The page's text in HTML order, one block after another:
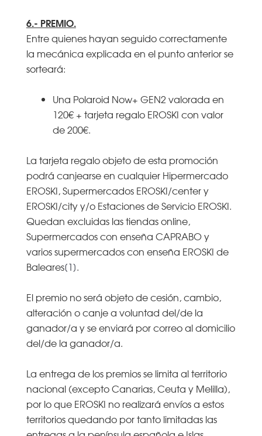
6.- PREMIO.
Entre quienes hayan seguido correctamente
la mecánica explicada en el punto anterior se
sorteará:
Una Polaroid Now+ GEN2 valorada en
120€ + tarjeta regalo EROSKI con valor
de 200€.
La tarjeta regalo objeto de esta promoción
podrá canjearse en cualquier Hipermercado
EROSKI, Supermercados EROSKI/center y
EROSKI/city y/o Estaciones de Servicio EROSKI.
Quedan excluidas las tiendas online,
Supermercados con enseña CAPRABO y
varios supermercados con enseña EROSKI de
Baleares[1].
El premio no será objeto de cesión, cambio,
alteración o canje a voluntad del/de la
ganador/a y se enviará por correo al domicilio
del/de la ganador/a.
La entrega de los premios se limita al territorio
nacional (excepto Canarias, Ceuta y Melilla),
por lo que EROSKI no realizará envíos a estos
territorios quedando por tanto limitadas las